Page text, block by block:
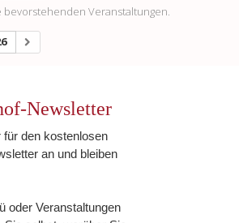
bevorstehenden Veranstaltungen.
Newsletter
für den kostenlosen
an und bleiben
oder Veranstaltungen